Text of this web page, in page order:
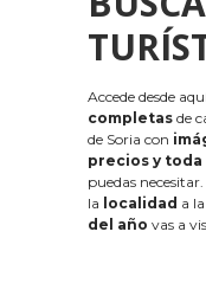
Accede desde
completas de
de Soria con
precios y
puedas
la localidad a
del año vas a